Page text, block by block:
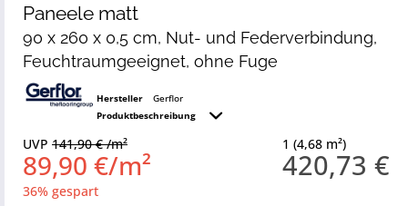
Paneele matt
90 x 260 x 0,5 cm, Nut- und Federverbindung,
Feuchtraumgeeignet, ohne Fuge
Hersteller
Gerflor
Produktbeschreibung
1 (4,68 m²)
420,73 €
UVP 141,90 € /m²
89,90 €/m²
36% gespart